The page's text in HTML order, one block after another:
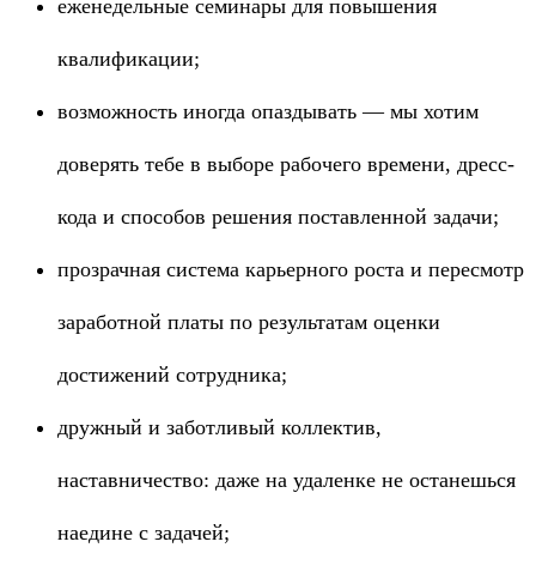
еженедельные семинары для повышения
квалификации;
возможность иногда опаздывать — мы хотим
доверять тебе в выборе рабочего времени, дресс-
кода и способов решения поставленной задачи;
прозрачная система карьерного роста и пересмотр
заработной платы по результатам оценки
достижений сотрудника;
дружный и заботливый коллектив,
наставничество: даже на удаленке не останешься
наедине с задачей;